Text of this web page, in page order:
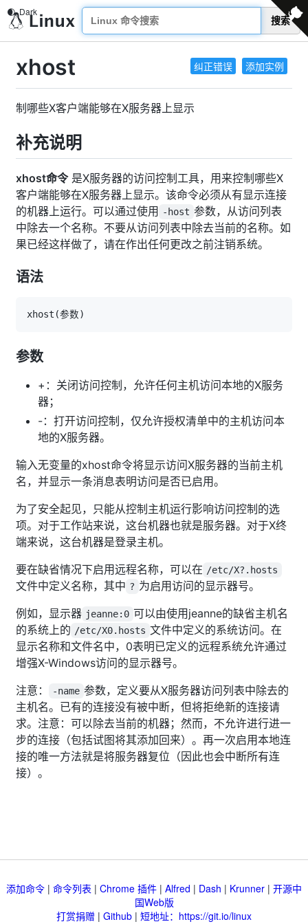
搜索
纠正错误 添加实例
xhost
制哪些X客户端能够在X服务器上显示
补充说明
xhost命令是X服务器的访问控制工具，用来控制哪些X
客户端能够在X服务器上显示。该命令必须从有显示连接
的机器上运行。可以通过使用 -host 参数，从访问列表
中除去一个名称。不要从访问列表中除去当前的名称。如
果已经这样做了，请在作出任何更改之前注销系统。
语法
xhost (参数)
参数
+：关闭访问控制，允许任何主机访问本地的X服务
器；
-：打开访问控制，仅允许授权清单中的主机访问本
地的X服务器。
输入无变量的xhost命令将显示访问X服务器的当前主机
名，并显示一条消息表明访问是否已启用。
为了安全起见，只能从控制主机运行影响访问控制的选
项。对于工作站来说，这台机器也就是服务器。对于X终
端来说，这台机器是登录主机。
要在缺省情况下启用远程名称，可以在 /etc/X?.hosts
文件中定义名称，其中 ? 为启用访问的显示器号。
例如，显示器 jeanne:0 可以由使用jeanne的缺省主机名
的系统上的 /etc/X0.hosts 文件中定义的系统访问。在
显示名称和文件名中，0表明已定义的远程系统允许通过
增强X-Windows访问的显示器号。
注意：
-name 参数，定义要从X服务器访问列表中除去的
主机名。已有的连接没有被中断，但将拒绝新的连接请
求。注意：可以除去当前的机器；然而，不允许进行进一
步的连接（包括试图将其添加回来）。再一次启用本地连
接的唯一方法就是将服务器复位（因此也会中断所有连
接）。
添加命令 | 命令列表 | Chrome 插件 | Alfred | Dash | Krunner | 开源中
国Web版
打赏捐赠 | Github | 短地址：https://git.io/linux